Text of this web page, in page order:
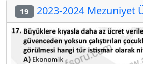
19 2023-2024 Mezuniyet